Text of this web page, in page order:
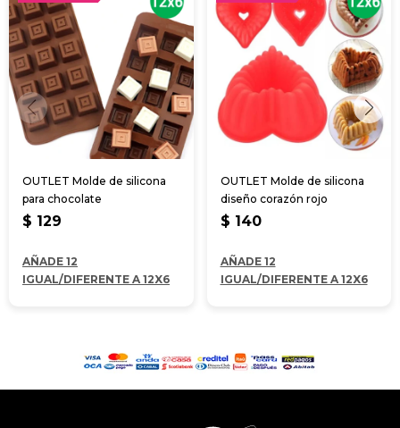
OUTLET Molde de silicona
para chocolate
$ 129
AÑADE 12
IGUAL/DIFERENTE A 12X6
OUTLET Molde de silicona
diseño corazón rojo
$ 140
AÑADE 12
IGUAL/DIFERENTE A 12X6